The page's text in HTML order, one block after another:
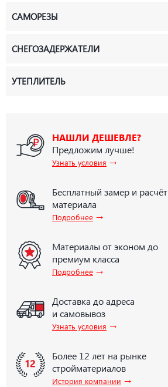
САМОРЕЗЫ
СНЕГОЗАДЕРЖАТЕЛИ
УТЕПЛИТЕЛЬ
НАШЛИ ДЕШЕВЛЕ?
Предложим лучше!
Узнать условия →
Бесплатный замер и расчёт
материала
Подробнее →
Материалы от эконом до
премиум класса
Подробнее →
Доставка до адреса
и самовывоз
Узнать условия →
Более 12 лет на рынке
стройматериалов
История компании →